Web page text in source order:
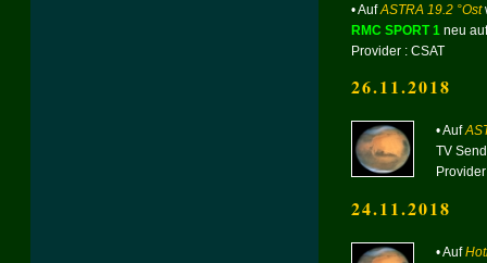
• AufASTRA 19.2 °Ost
RMC SPORT 1 neu
Provider : CSAT
26.11.2018
• Auf
TV
24.11.2018
• Auf